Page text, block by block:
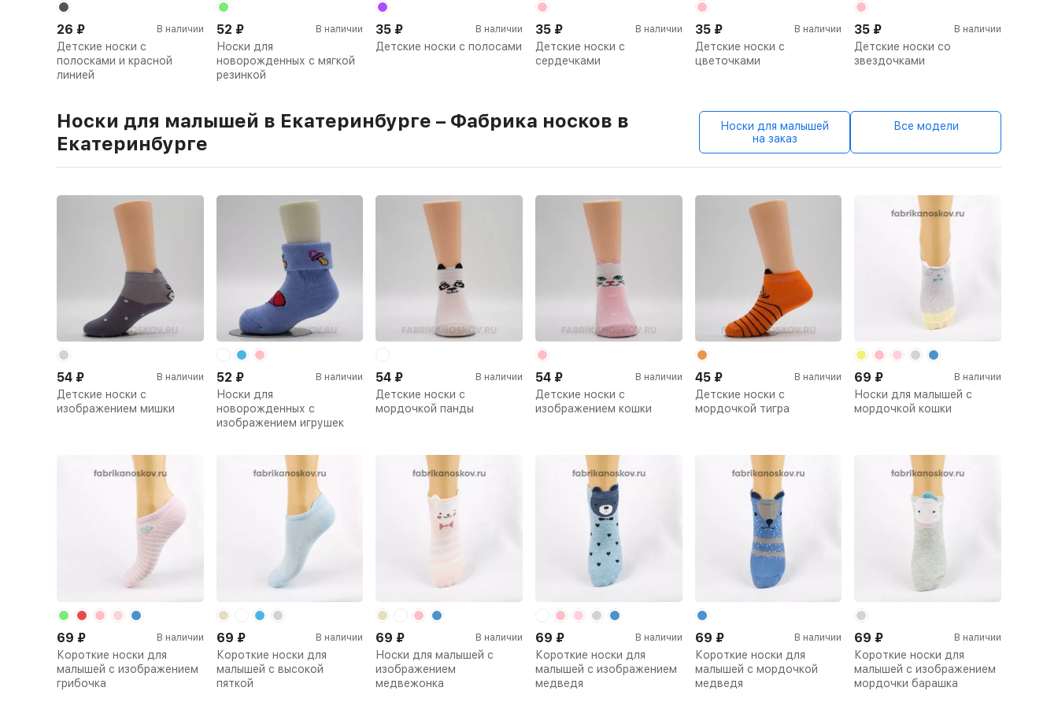
Детские носки с
полосками и красной
линией
26 ₽ В наличии
Носки для
новорожденных с мягкой
резинкой
52 ₽ В наличии
Детские носки с полосами
35 ₽ В наличии
Детские носки с
сердечками
35 ₽ В наличии
Детские носки с
цветочками
35 ₽ В наличии
Детские носки со
звездочками
35 ₽ В наличии
Носки для малышей в Екатеринбурге – Фабрика носков в
Екатеринбурге
Носки для малышей
на заказ
Все модели
Детские носки с
изображением мишки
54 ₽ В наличии
Носки для
новорожденных c
изображением игрушек
52 ₽ В наличии
Детские носки с
мордочкой панды
54 ₽ В наличии
Детские носки с
изображением кошки
54 ₽ В наличии
Детские носки с
мордочкой тигра
45 ₽ В наличии
Носки для малышей с
мордочкой кошки
69 ₽ В наличии
Короткие носки для
малышей с изображением
грибочка
69 ₽ В наличии
Короткие носки для
малышей с высокой
пяткой
69 ₽ В наличии
Носки для малышей с
изображением
медвежонка
69 ₽ В наличии
Короткие носки для
малышей с изображением
медведя
69 ₽ В наличии
Короткие носки для
малышей с мордочкой
медведя
69 ₽ В наличии
Короткие носки для
малышей с изображением
мордочки барашка
69 ₽ В наличии